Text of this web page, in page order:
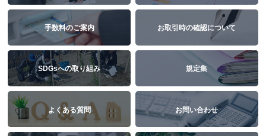
手数料のご案内 お取引時の確認について
SDGsへの取り組み 規定集
よくある質問 お問い合わせ